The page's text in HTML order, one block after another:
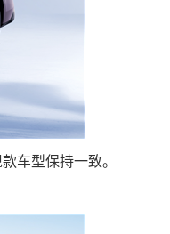
车型保持一致。